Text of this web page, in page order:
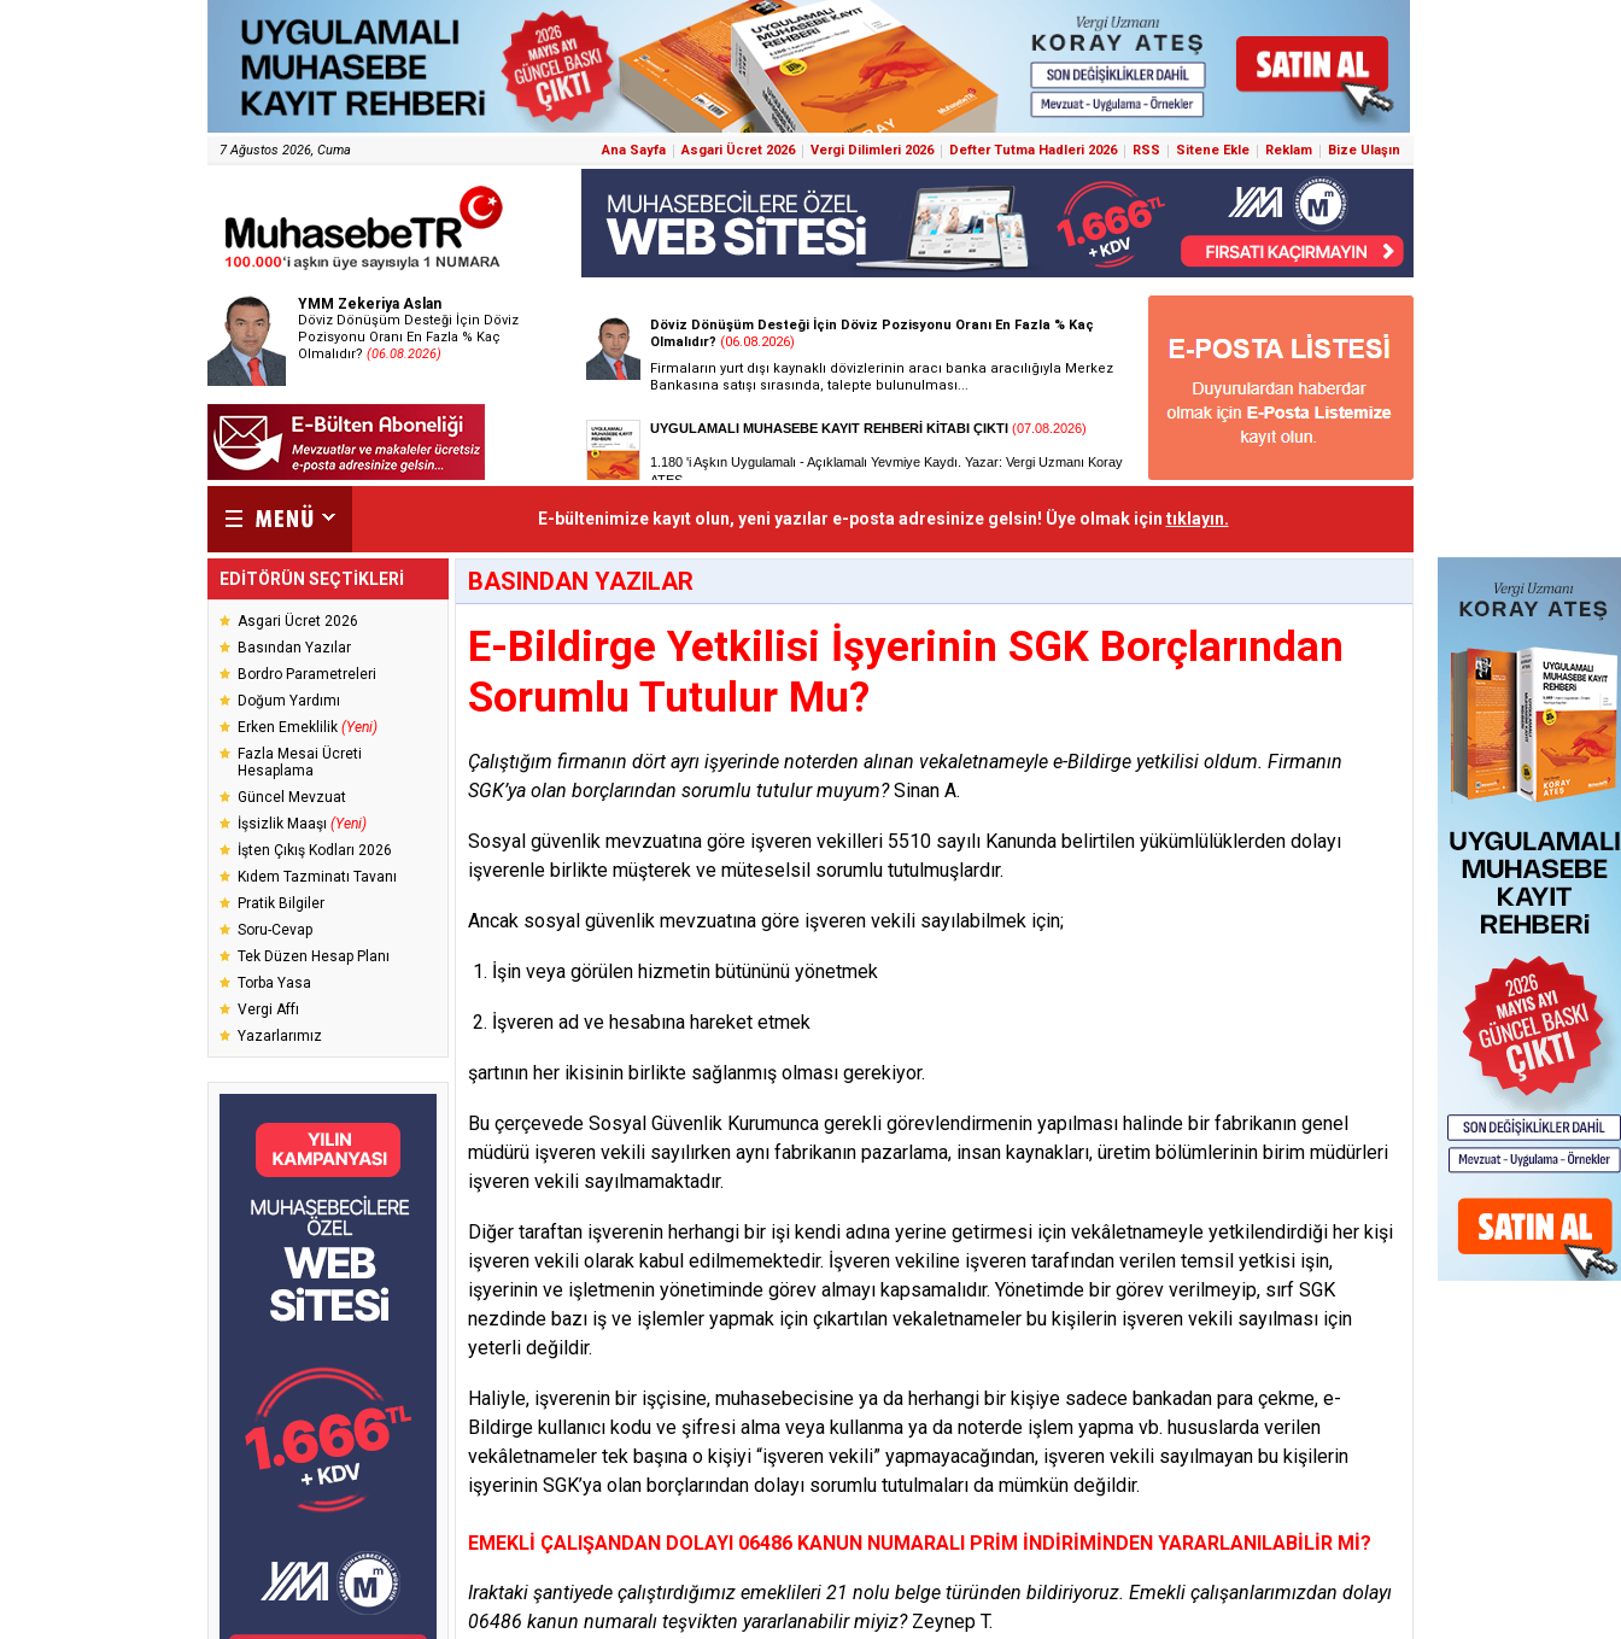
7 Ağustos 2026, Cuma Ana Sayfa Asgari Ücret 2026 Vergi Dilimleri 2026 Defter Tutma Hadleri 2026 RSS Sitene Ekle Reklam Bize Ulaşın
YMM Zekeriya Aslan
Döviz Dönüşüm Desteği İçin Döviz
Pozisyonu Oranı En Fazla % Kaç
Olmalıdır? (06.08.2026)
E-bültenimize kayıt olun, yeni yazılar e-posta adresinize gelsin! Üye olmak için tıklayın.
EDİTÖRÜN SEÇTİKLERİ
Asgari Ücret 2026
Basından Yazılar
Bordro Parametreleri
Doğum Yardımı
Erken Emeklilik (Yeni)
Fazla Mesai Ücreti
Hesaplama
Güncel Mevzuat
İşsizlik Maaşı (Yeni)
İşten Çıkış Kodları 2026
Kıdem Tazminatı Tavanı
Pratik Bilgiler
Soru-Cevap
Tek Düzen Hesap Planı
Torba Yasa
Vergi Affı
Yazarlarımız
BASINDAN YAZILAR
E-Bildirge Yetkilisi İşyerinin SGK Borçlarından
Sorumlu Tutulur Mu?
Çalıştığım firmanın dört ayrı işyerinde noterden alınan vekaletnameyle e-Bildirge yetkilisi oldum. Firmanın
SGK’ya olan borçlarından sorumlu tutulur muyum?Sinan A.
Sosyal güvenlik mevzuatına göre işveren vekilleri 5510 sayılı Kanunda belirtilen yükümlülüklerden dolayı
işverenle birlikte müşterek ve müteselsil sorumlu tutulmuşlardır.
Ancak sosyal güvenlik mevzuatına göre işveren vekili sayılabilmek için;
İşin veya görülen hizmetin bütününü yönetmek
İşveren ad ve hesabına hareket etmek
şartının her ikisinin birlikte sağlanmış olması gerekiyor.
Bu çerçevede Sosyal Güvenlik Kurumunca gerekli görevlendirmenin yapılması halinde bir fabrikanın genel
müdürü işveren vekili sayılırken aynı fabrikanın pazarlama, insan kaynakları, üretim bölümlerinin birim müdürleri
işveren vekili sayılmamaktadır.
Diğer taraftan işverenin herhangi bir işi kendi adına yerine getirmesi için vekâletnameyle yetkilendirdiği her kişi
işveren vekili olarak kabul edilmemektedir. İşveren vekiline işveren tarafından verilen temsil yetkisi işin,
işyerinin ve işletmenin yönetiminde görev almayı kapsamalıdır. Yönetimde bir görev verilmeyip, sırf SGK
nezdinde bazı iş ve işlemler yapmak için çıkartılan vekaletnameler bu kişilerin işveren vekili sayılması için
yeterli değildir.
Haliyle, işverenin bir işçisine, muhasebecisine ya da herhangi bir kişiye sadece bankadan para çekme, e-
Bildirge kullanıcı kodu ve şifresi alma veya kullanma ya da noterde işlem yapma vb. hususlarda verilen
vekâletnameler tek başına o kişiyi “işveren vekili” yapmayacağından, işveren vekili sayılmayan bu kişilerin
işyerinin SGK’ya olan borçlarından dolayı sorumlu tutulmaları da mümkün değildir.
EMEKLİ ÇALIŞANDAN DOLAYI 06486 KANUN NUMARALI PRİM İNDİRİMİNDEN YARARLANILABİLİR Mİ?
Iraktaki şantiyede çalıştırdığımız emeklileri 21 nolu belge türünden bildiriyoruz. Emekli çalışanlarımızdan dolayı
06486 kanun numaralı teşvikten yararlanabilir miyiz?Zeynep T.